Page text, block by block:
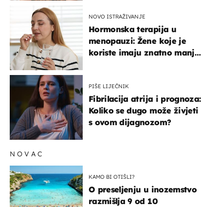
NOVO ISTRAŽIVANJE
Hormonska terapija u
menopauzi: Žene koje je
koriste imaju znatno manji
PIŠE LIJEČNIK
Fibrilacija atrija i prognoza:
Koliko se dugo može živjeti
s ovom dijagnozom?
NOVAC
KAMO BI OTIŠLI?
O preseljenju u inozemstvo
razmišlja 9 od 10